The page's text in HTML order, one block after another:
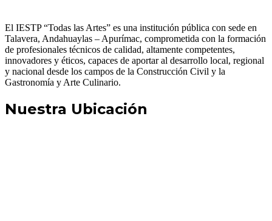
El IESTP “Todas las Artes” es una institución pública con sede en
Talavera, Andahuaylas – Apurímac, comprometida con la formación
de profesionales técnicos de calidad, altamente competentes,
innovadores y éticos, capaces de aportar al desarrollo local, regional
y nacional desde los campos de la Construcción Civil y la
Gastronomía y Arte Culinario.
Nuestra Ubicación